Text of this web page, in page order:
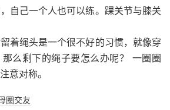
自己一个人也可以练。踝关节与膝关
着绳头是一个很不好的习惯，就像穿
么剩下的绳子要怎么办呢？ 一圈圈
意对称。
圈交友